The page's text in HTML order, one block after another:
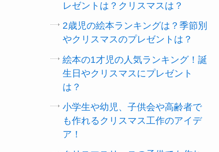
レゼントは？クリスマスは？
2歳児の絵本ランキングは？季節別
やクリスマスのプレゼントは？
絵本の1才児の人気ランキング！誕
生日やクリスマスにプレゼント
は？
小学生や幼児、子供会や高齢者で
も作れるクリスマス工作のアイデ
ア！